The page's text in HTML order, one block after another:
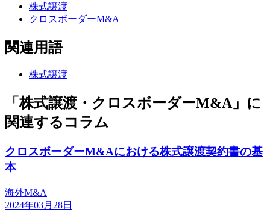
株式譲渡
クロスボーダーM&A
関連用語
株式譲渡
「株式譲渡・クロスボーダーM&A」に
関連するコラム
クロスボーダーM&Aにおける株式譲渡契約書の基
本
海外M&A
2024年03月28日